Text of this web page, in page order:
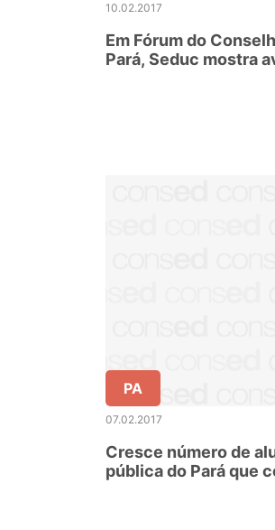
10.02.2017
Em Fórum do
Pará, Seduc mostra
PA
07.02.2017
Cresce número de
pública do Pará que